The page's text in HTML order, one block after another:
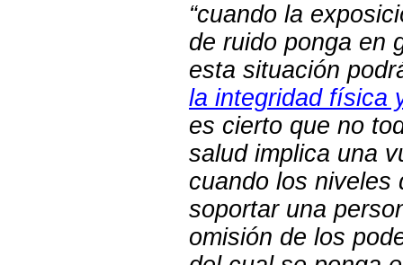
“cuando la
de ruido ponga en
esta situación
la integridad física
es cierto que no
salud implica una
cuando los niveles
soportar una
omisión de los